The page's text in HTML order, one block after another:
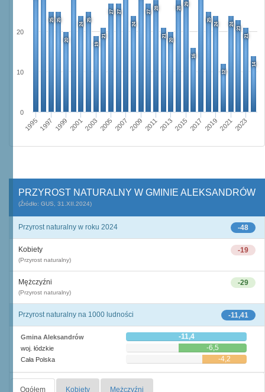
25 25
20
24
25
19
21
27 27
24
27
28
21
20
28
29
16
25
24
12
24
23
21
14
19951997 1999 20012003 2005 2007 2009 201120132015 2017 201920212023
0
10
20
PRZYROST NATURALNY W GMINIE ALEKSANDRÓW
(Źródło: GUS, 31.XII.2024)
-48
Przyrost naturalny w roku 2024
-19
Kobiety
(Przyrost naturalny)
-29
Mężczyźni
(Przyrost naturalny)
-11,41
Przyrost naturalny na 1000 ludności
Gmina Aleksandrów -11,4
woj. łódzkie -6,5
Cała Polska -4,2
Ogółem Kobiety Mężczyźni